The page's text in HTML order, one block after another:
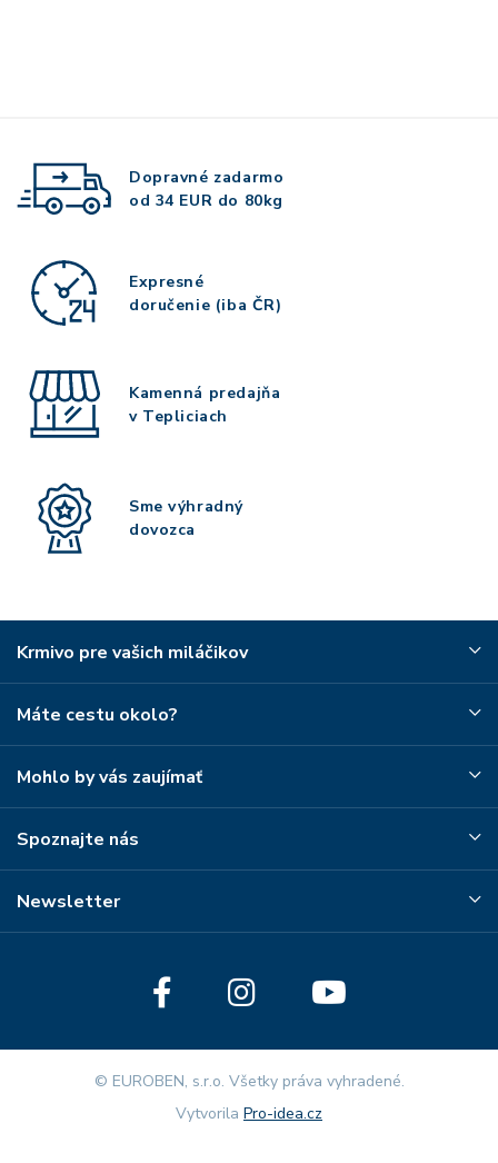
Dopravné zadarmo
od 34 EUR do 80kg
Expresné
doručenie (iba ČR)
Kamenná predajňa
v Tepliciach
Sme výhradný
dovozca
Krmivo pre vašich miláčikov
Máte cestu okolo?
Mohlo by vás zaujímať
Spoznajte nás
Newsletter
© EUROBEN, s.r.o. Všetky práva vyhradené.
Vytvorila Pro-idea.cz